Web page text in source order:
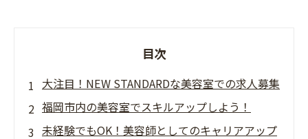
目次
大注目！NEW STANDARDな美容室での求人募集
福岡市内の美容室でスキルアップしよう！
未経験でもOK！美容師としてのキャリアアップ